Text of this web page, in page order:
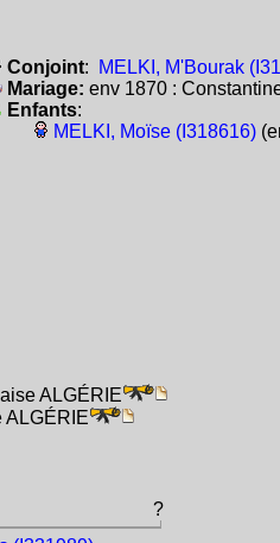
Conjoint: MELKI, M'Bourak
Mariage:env 1870 :
Enfants:
MELKI, Moïse (I318616)
ALGÉRIE
ALGÉRIE
?